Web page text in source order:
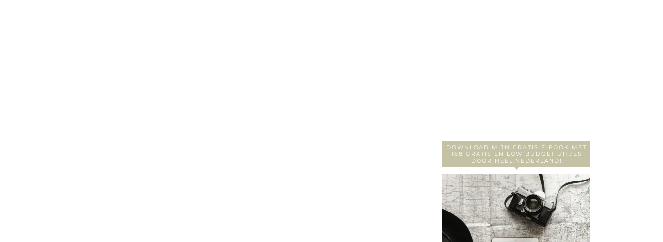
DOWNLOAD MIJN GRATIS E-BOOK MET
168 GRATIS EN LOW BUDGET UITJES
DOOR HEEL NEDERLAND!